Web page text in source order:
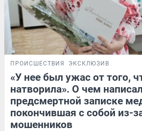
ПРОИСШЕСТВИЯ ЭКСКЛЮЗИВ
«У нее был ужас от того,
натворила». О чем
предсмертной записке
покончившая с собой из-
мошенников